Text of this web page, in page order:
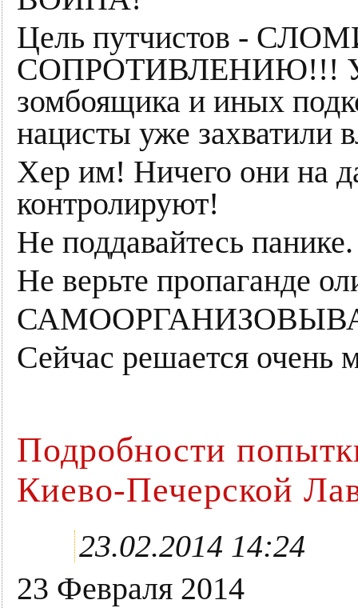
Цель путчистов -
СОПРОТИВЛЕНИЮ!!!
зомбоящика и иных
нацисты уже захватили
Хер им! Ничего они на
контролируют!
Не поддавайтесь панике.
Не верьте пропаганде
Сейчас решается очень
Подробности
Киево-Печерской
23.02.2014 14:24
23 Февраля 2014